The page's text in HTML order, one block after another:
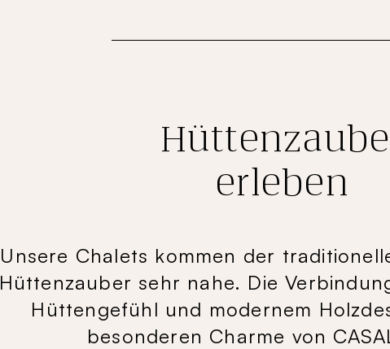
erleben
Unsere Chalets kommen der
Hüttenzauber sehr nahe. Die
Hüttengefühl und modernem
besonderen Charme von